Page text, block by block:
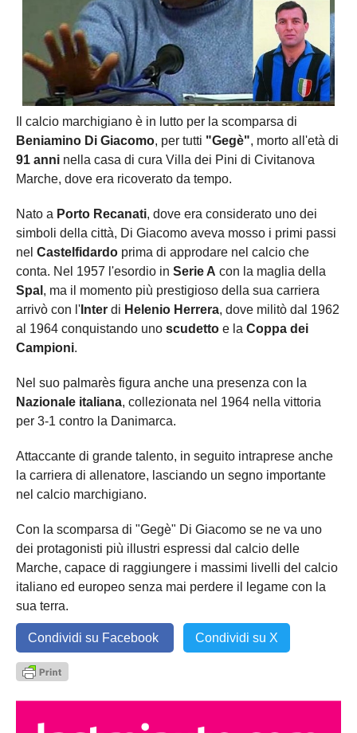
Il calcio marchigiano è in lutto per la scomparsa di
Beniamino Di Giacomo, per tutti "Gegè", morto all'età di
91 anni nella casa di cura Villa dei Pini di Civitanova
Marche, dove era ricoverato da tempo.
Nato a Porto Recanati, dove era considerato uno dei
simboli della città, Di Giacomo aveva mosso i primi passi
nel Castelfidardo prima di approdare nel calcio che
conta. Nel 1957 l'esordio in Serie A con la maglia della
Spal , ma il momento più prestigioso della sua carriera
arrivò con l' Inter di Helenio Herrera, dove militò dal 1962
al 1964 conquistando uno scudetto e la Coppa dei
Campioni.
Nel suo palmarès figura anche una presenza con la
Nazionale italiana, collezionata nel 1964 nella vittoria
per 3-1 contro la Danimarca.
Attaccante di grande talento, in seguito intraprese anche
la carriera di allenatore, lasciando un segno importante
nel calcio marchigiano.
Con la scomparsa di "Gegè" Di Giacomo se ne va uno
dei protagonisti più illustri espressi dal calcio delle
Marche, capace di raggiungere i massimi livelli del calcio
italiano ed europeo senza mai perdere il legame con la
sua terra.
Condividi su Facebook Condividi su X